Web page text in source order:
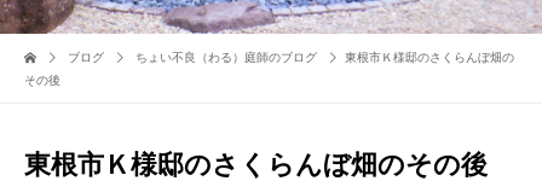
ブログ ちょい不良（わる）庭師のブログ
東根市Ｋ様邸のさくらんぼ畑の
その後
東根市Ｋ様邸のさくらんぼ畑のその後